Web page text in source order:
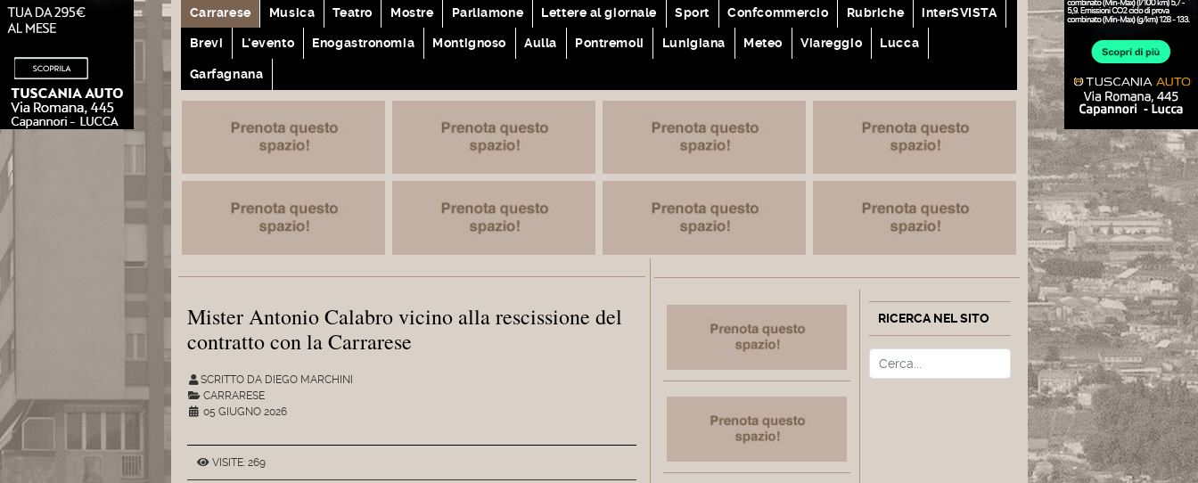
Carrarese Musica Teatro Mostre Parliamone Lettere al giornale Sport Confcommercio Rubriche interSVISTA
Brevi L'evento Enogastronomia Montignoso Aulla Pontremoli Lunigiana Meteo Viareggio Lucca
Garfagnana
Mister Antonio Calabro vicino alla rescissione del
contratto con la Carrarese
SCRITTO DA DIEGO MARCHINI
CARRARESE
05 GIUGNO 2026
VISITE: 269
RICERCA NEL SITO
Cerca Type 2 or more characters